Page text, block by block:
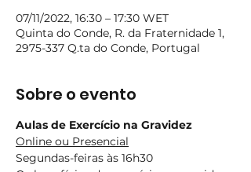
07/11/2022, 16:30 – 17:30 WET
Quinta do Conde, R. da Fraternidade 1,
2975-337 Q.ta do Conde, Portugal
Sobre o evento
Aulas de Exercício na Gravidez
Online ou Presencial
Segundas-feiras às 16h30